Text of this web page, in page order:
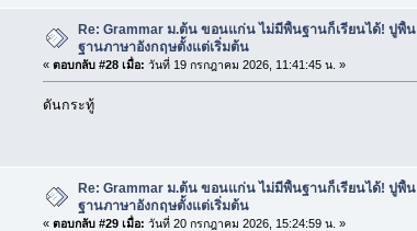
Re: Grammar ม.ต้น ขอนแก่น ไม่มีพื้นฐานก็เรียนได้! ปูพื้น
ฐานภาษาอังกฤษตั้งแต่เริ่มต้น
« ตอบกลับ #28 เมื่อ: วันที่ 19 กรกฎาคม 2026, 11:41:45 น. »
ดันกระทู้
Re: Grammar ม.ต้น ขอนแก่น ไม่มีพื้นฐานก็เรียนได้! ปูพื้น
ฐานภาษาอังกฤษตั้งแต่เริ่มต้น
« ตอบกลับ #29 เมื่อ: วันที่ 20 กรกฎาคม 2026, 15:24:59 น. »